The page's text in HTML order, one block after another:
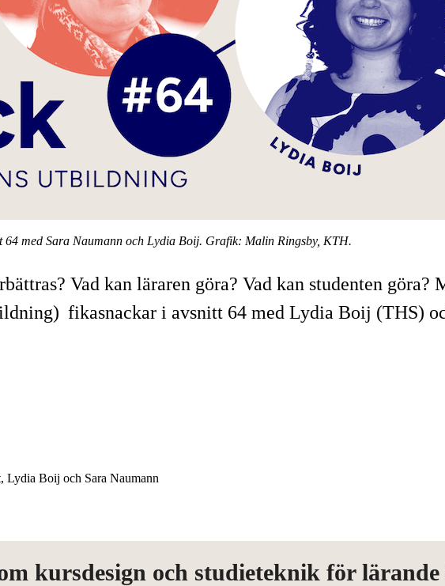
64 med Sara Naumann och Lydia Boij. Grafik: Malin Ringsby, KTH.
Vad kan läraren göra? Vad kan studenten
fikasnackar i avsnitt 64 med Lydia Boij (THS)
Lydia Boij och Sara Naumann
kursdesign och studieteknik för lärande